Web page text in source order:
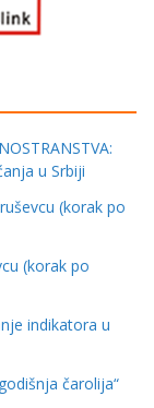
u Srbiji
(korak po
(korak po
indikatora u
čarolija“